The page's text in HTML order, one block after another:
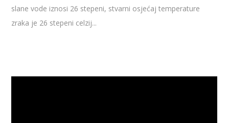
slane vode iznosi 26 stepeni, stvarni osjećaj temperature
zraka je 26 stepeni celzij...